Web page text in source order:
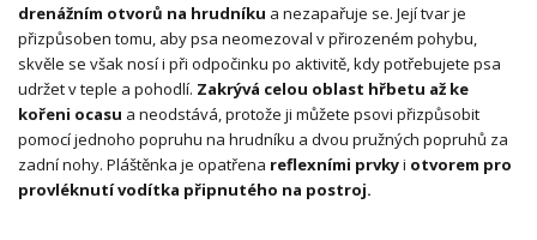
drenážním otvorů na hrudníku a nezapařuje se. Její tvar je
přizpůsoben tomu, aby psa neomezoval v přirozeném pohybu,
skvěle se však nosí i při odpočinku po aktivitě, kdy potřebujete psa
udržet v teple a pohodlí. Zakrývá celou oblast hřbetu až ke
kořeni ocasu a neodstává, protože ji můžete psovi přizpůsobit
pomocí jednoho popruhu na hrudníku a dvou pružných popruhů za
zadní nohy. Pláštěnka je opatřena reflexními prvkyi otvorem pro
provléknutí vodítka připnutého na postroj.